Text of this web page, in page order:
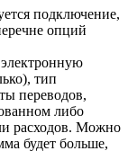
подключение,
опций
тип
переводов,
либо
расходов. Можно
будет больше,